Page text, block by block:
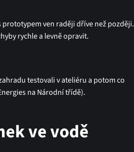
ven raději dříve než později.
rychle a levně opravit.
testovali v ateliéru a potom co
na Národní třídě).
ve vodě